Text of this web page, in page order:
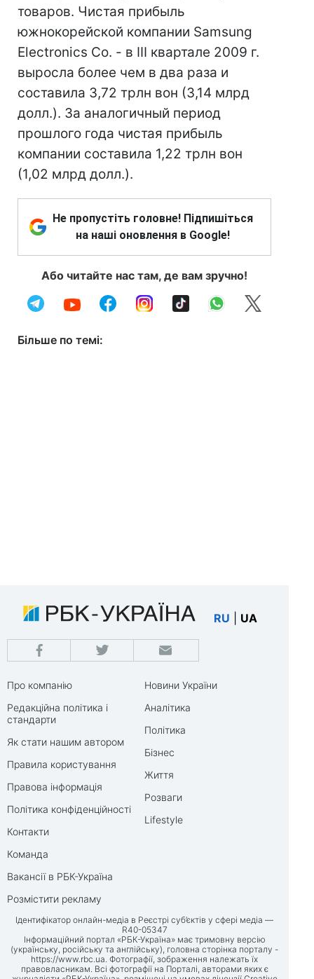
товаров. Чистая прибыль
южнокорейской компании Samsung
Electronics Co. - в III квартале 2009 г.
выросла более чем в два раза и
составила 3,72 трлн вон (3,14 млрд
долл.). За аналогичный период
прошлого года чистая прибыль
компании составила 1,22 трлн вон
(1,02 млрд долл.).
Не пропустіть головне! Підпишіться
на наші оновлення в Google!
Або читайте нас там, де вам зручно!
Більше по темі:
RU UA
Про компанію
Редакційна політика і
стандарти
Як стати нашим автором
Правила користування
Правова інформація
Політика конфіденційності
Контакти
Команда
Вакансії в РБК-Україна
Розмістити рекламу
Новини України
Аналітика
Політика
Бізнес
Життя
Розваги
Lifestyle
Ідентифікатор онлайн-медіа в Реєстрі суб’єктів у сфері медіа —
R40-05347
Інформаційний портал «РБК-Україна» має тримовну версію
(українську, російську та англійську), головна сторінка порталу -
https://www.rbc.ua. Фотографії, зображення належать їх
правовласникам. Всі фотографії на Порталі, авторами яких є